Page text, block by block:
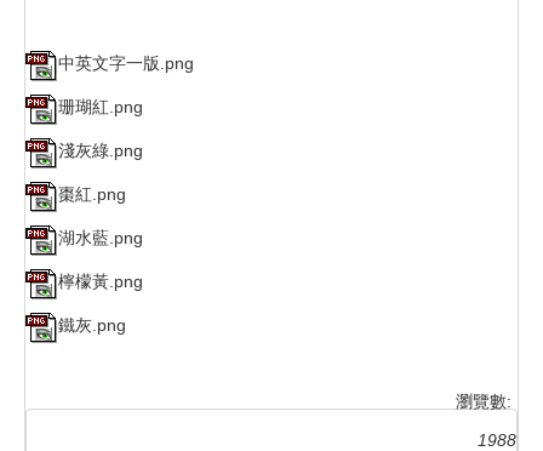
中英文字一版.png
珊瑚紅.png
淺灰綠.png
棗紅.png
湖水藍.png
檸檬黃.png
鐵灰.png
瀏覽數:
1988